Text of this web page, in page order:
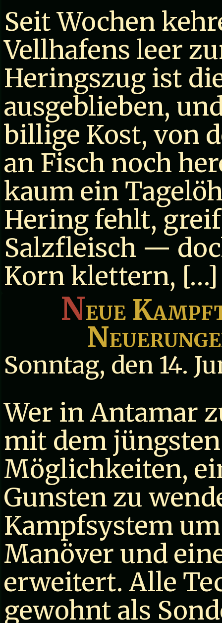
Seit Wochen
Vellhafens leer
Heringszug ist
ausgeblieben,
billige Kost, von
an Fisch noch
kaum ein
Hering fehlt,
Salzfleisch —
Korn klettern, […]
Neue
Sonntag, den 14.
Wer in Antamar
mit dem
Möglichkeiten,
Gunsten zu
Kampfsystem
Manöver und
erweitert. Alle
gewohnt als